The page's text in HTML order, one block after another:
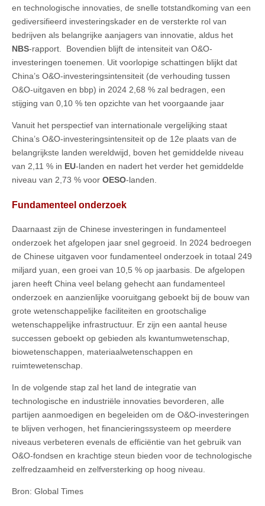
en technologische innovaties, de snelle totstandkoming van een
gediversifieerd investeringskader en de versterkte rol van
bedrijven als belangrijke aanjagers van innovatie, aldus het
NBS-rapport. Bovendien blijft de intensiteit van O&O-
investeringen toenemen. Uit voorlopige schattingen blijkt dat
China’s O&O-investeringsintensiteit (de verhouding tussen
O&O-uitgaven en bbp) in 2024 2,68 % zal bedragen, een
stijging van 0,10 % ten opzichte van het voorgaande jaar
Vanuit het perspectief van internationale vergelijking staat
China’s O&O-investeringsintensiteit op de 12e plaats van de
belangrijkste landen wereldwijd, boven het gemiddelde niveau
van 2,11 % in EU-landen en nadert het verder het gemiddelde
niveau van 2,73 % voor OESO-landen.
Fundamenteel onderzoek
Daarnaast zijn de Chinese investeringen in fundamenteel
onderzoek het afgelopen jaar snel gegroeid. In 2024 bedroegen
de Chinese uitgaven voor fundamenteel onderzoek in totaal 249
miljard yuan, een groei van 10,5 % op jaarbasis. De afgelopen
jaren heeft China veel belang gehecht aan fundamenteel
onderzoek en aanzienlijke vooruitgang geboekt bij de bouw van
grote wetenschappelijke faciliteiten en grootschalige
wetenschappelijke infrastructuur. Er zijn een aantal heuse
successen geboekt op gebieden als kwantumwetenschap,
biowetenschappen, materiaalwetenschappen en
ruimtewetenschap.
In de volgende stap zal het land de integratie van
technologische en industriële innovaties bevorderen, alle
partijen aanmoedigen en begeleiden om de O&O-investeringen
te blijven verhogen, het financieringssysteem op meerdere
niveaus verbeteren evenals de efficiëntie van het gebruik van
O&O-fondsen en krachtige steun bieden voor de technologische
zelfredzaamheid en zelfversterking op hoog niveau.
Bron: Global Times